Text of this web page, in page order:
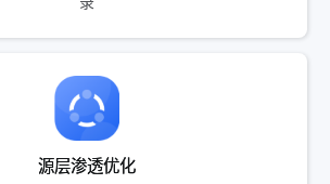
源层渗透优化